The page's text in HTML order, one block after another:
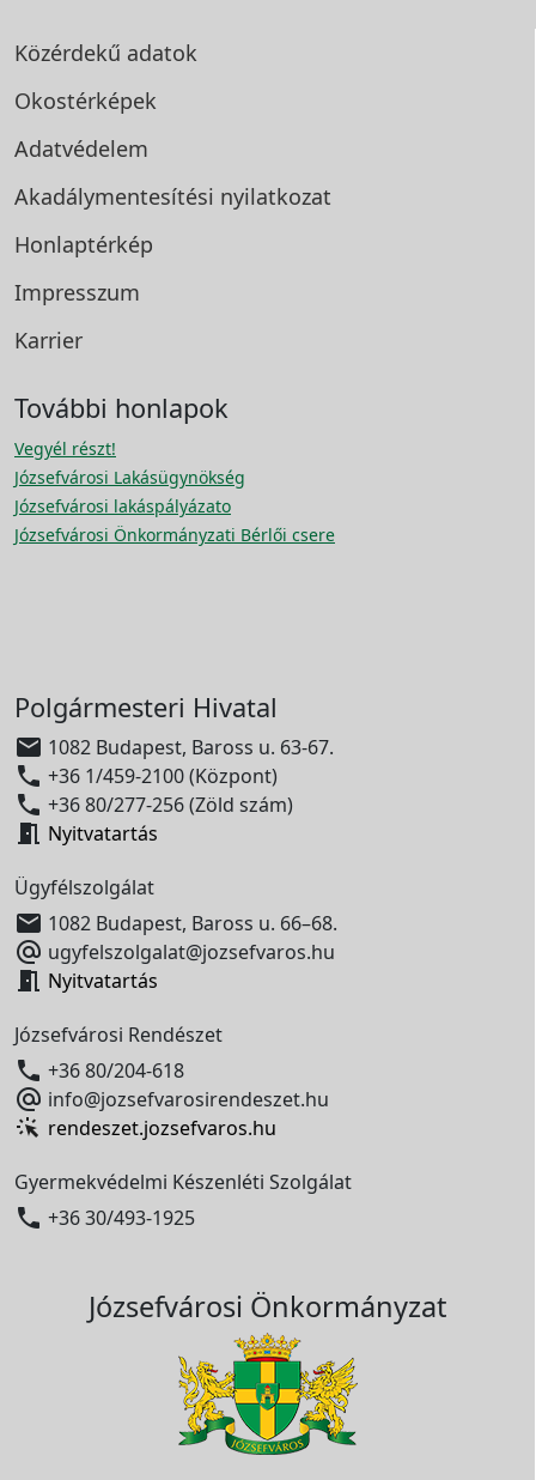
Közérdekű adatok
Okostérképek
Adatvédelem
Akadálymentesítési nyilatkozat
Honlaptérkép
Impresszum
Karrier
További honlapok
Vegyél részt!
Józsefvárosi Lakásügynökség
Józsefvárosi lakáspályázato
Józsefvárosi Önkormányzati Bérlői csere
Polgármesteri Hivatal
 1082 Budapest, Baross u. 63-67.
 +36 1/459-2100 (Központ)
 +36 80/277-256 (Zöld szám)
 Nyitvatartás
Ügyfélszolgálat
 1082 Budapest, Baross u. 66–68.
 ugyfelszolgalat@jozsefvaros.hu
 Nyitvatartás
Józsefvárosi Rendészet
 +36 80/204-618
 info@jozsefvarosirendeszet.hu
rendeszet.jozsefvaros.hu
Gyermekvédelmi Készenléti Szolgálat
 +36 30/493-1925
Józsefvárosi Önkormányzat